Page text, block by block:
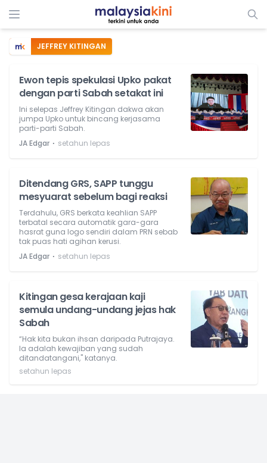
JEFFREY KITINGAN
Ewon tepis spekulasi Upko pakat
dengan parti Sabah setakat ini
Ini selepas Jeffrey Kitingan dakwa akan
jumpa Upko untuk bincang kerjasama
parti-parti Sabah.
JA Edgar ⋅ setahun lepas
Ditendang GRS, SAPP tunggu
mesyuarat sebelum bagi reaksi
Terdahulu, GRS berkata keahlian SAPP
terbatal secara automatik gara-gara
hasrat guna logo sendiri dalam PRN sebab
tak puas hati agihan kerusi.
JA Edgar ⋅ setahun lepas
Kitingan gesa kerajaan kaji
semula undang-undang jejas hak
Sabah
“Hak kita bukan ihsan daripada Putrajaya.
Ia adalah kewajiban yang sudah
ditandatangani," katanya.
setahun lepas